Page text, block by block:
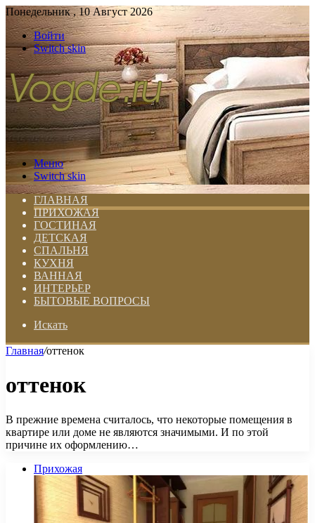
Понедельник , 10 Август 2026
Войти
Switch skin
Меню
Switch skin
ГЛАВНАЯ
ПРИХОЖАЯ
ГОСТИНАЯ
ДЕТСКАЯ
СПАЛЬНЯ
КУХНЯ
ВАННАЯ
ИНТЕРЬЕР
БЫТОВЫЕ ВОПРОСЫ
Искать
Главная/оттенок
оттенок
В прежние времена считалось, что некоторые помещения в
квартире или доме не являются значимыми. И по этой
причине их оформлению…
Прихожая